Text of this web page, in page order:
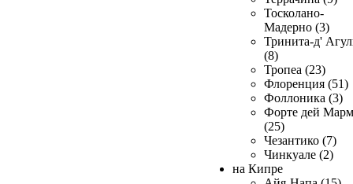
Тосколано-
Мадерно (3)
Тринита-д'
(8)
Тропеа (23)
Флоренция (51)
Фоллоника (3)
Форте дей
(25)
Чезантико (7)
Чинкуале (2)
на Кипре